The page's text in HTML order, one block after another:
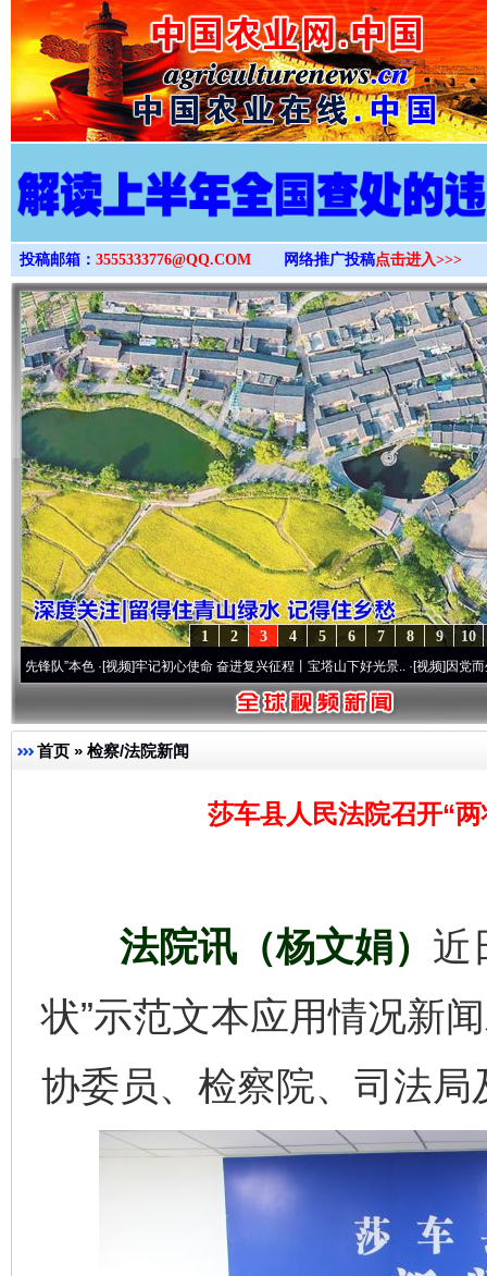
>
投稿邮箱： 3555333776@QQ.COM 网络推广投稿点击进入>>>
10
9
8
7
6
5
4
3
2
1
·[视频]牢记初心使命 奋进复兴征程丨宝塔山下好光景..·[视频]因党而生 为党而
首页 » 检察/法院新闻
莎车县人民法院召开“
法院讯（杨文娟） 近
状”示范文本应用情况新
协委员、检察院、司法